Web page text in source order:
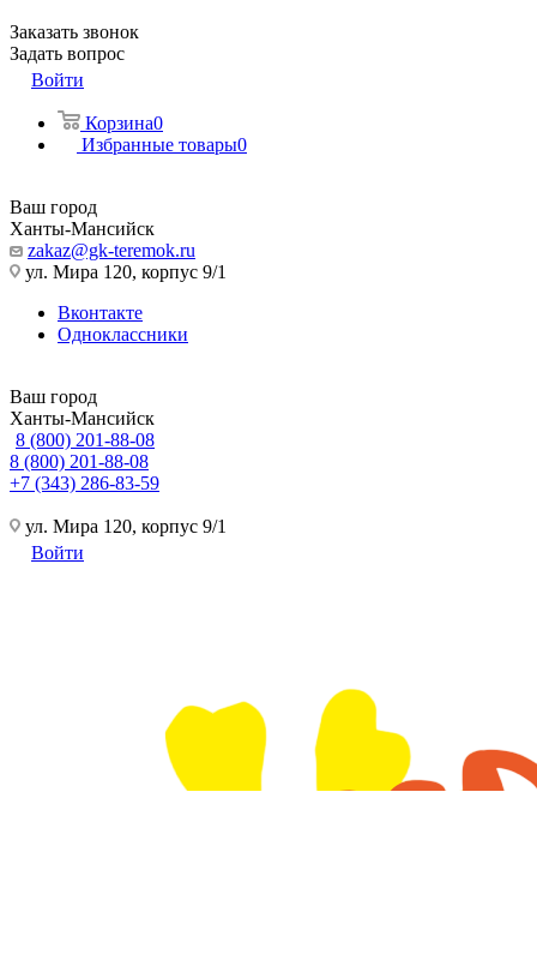
Заказать звонок
Задать вопрос
Войти
Корзина0
Избранные товары0
Ваш город
Ханты-Мансийск
zakaz@gk-teremok.ru
ул. Мира 120, корпус 9/1
Вконтакте
Одноклассники
Ваш город
Ханты-Мансийск
8 (800) 201-88-08
8 (800) 201-88-08
+7 (343) 286-83-59
ул. Мира 120, корпус 9/1
Войти